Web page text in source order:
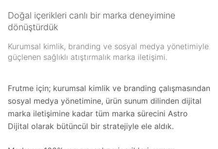
Doğal içerikleri canlı bir marka deneyimine
dönüştürdük
Kurumsal kimlik, branding ve sosyal medya yönetimiyle
güçlenen sağlıklı atıştırmalık marka iletişimi.
Frutme için; kurumsal kimlik ve branding çalışmasından
sosyal medya yönetimine, ürün sunum dilinden dijital
marka iletişimine kadar tüm marka sürecini Astro
Dijital olarak bütüncül bir stratejiyle ele aldık.